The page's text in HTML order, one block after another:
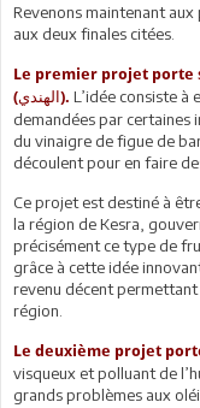
Revenons maintenant
aux deux finales citées.
Le premier projet porte
(الهندي). L’idée consiste
demandées par certaines
du vinaigre de figue de
découlent pour en faire
Ce projet est destiné à
la région de Kesra,
précisément ce type de
grâce à cette idée
revenu décent permettant
région.
Le deuxième projet
visqueux et polluant de
grands problèmes aux